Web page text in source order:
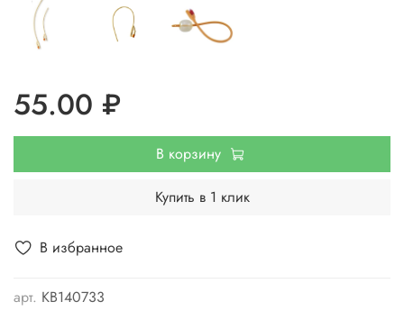
В избранное
арт. КB140733
55.00 ₽
В корзину
Купить в 1 клик